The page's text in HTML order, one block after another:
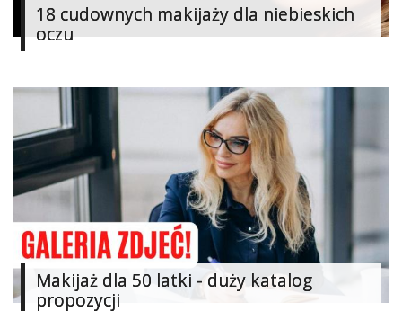
Dodaj
galerię
18 cudownych makijaży dla niebieskich
oczu
Makijaż dla 50 latki - duży katalog
propozycji